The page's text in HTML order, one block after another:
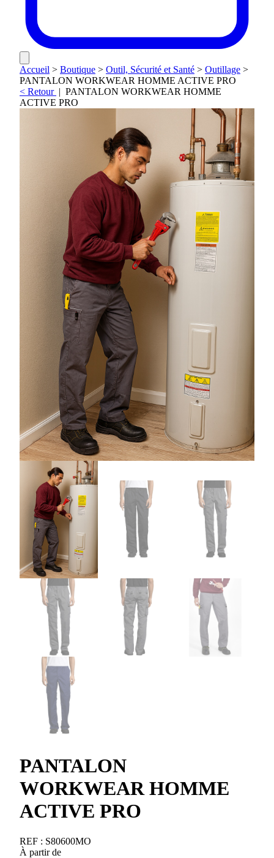
Accueil > Boutique > Outil, Sécurité et Santé > Outillage >
PANTALON WORKWEAR HOMME ACTIVE PRO
< Retour | PANTALON WORKWEAR HOMME
ACTIVE PRO
PANTALON
WORKWEAR HOMME
ACTIVE PRO
REF : S80600MO
À partir de